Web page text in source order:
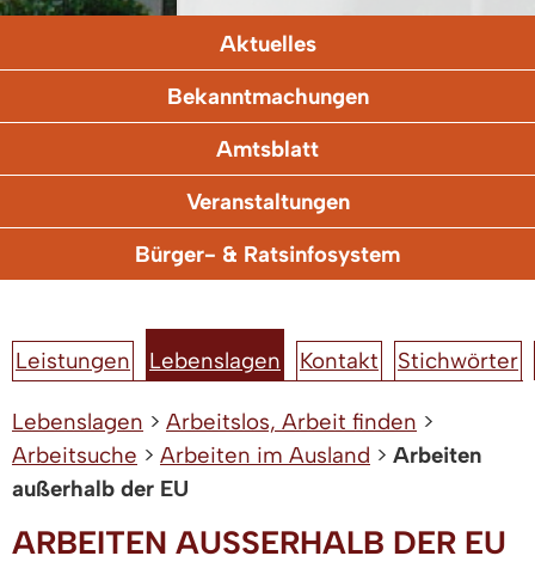
Aktuelles
Bekanntmachungen
Amtsblatt
Veranstaltungen
Bürger- & Ratsinfosystem
Leistungen Lebenslagen Kontakt Stichwörter
Lebenslagen > Arbeitslos, Arbeit finden >
Arbeitsuche > Arbeiten im Ausland > Arbeiten
außerhalb der EU
ARBEITEN AUSSERHALB DER EU